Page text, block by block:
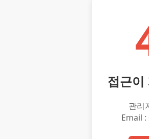
접근이
관리
Email